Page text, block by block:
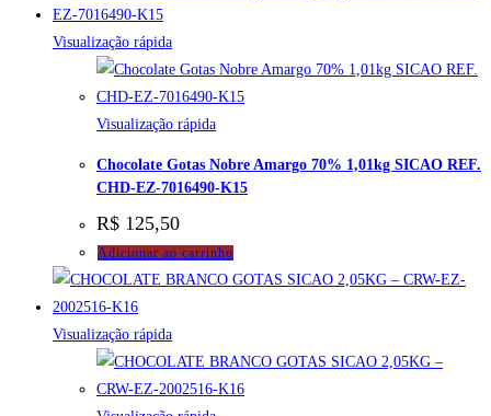
Visualização rápida
Visualização rápida
Chocolate Gotas Nobre Amargo 70% 1,01kg SICAO REF.
CHD-EZ-7016490-K15
R$ 125,50
Adicionar ao carrinho
Visualização rápida